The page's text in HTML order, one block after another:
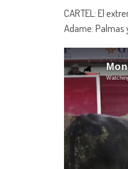
CARTEL: El
Adame: Palmas